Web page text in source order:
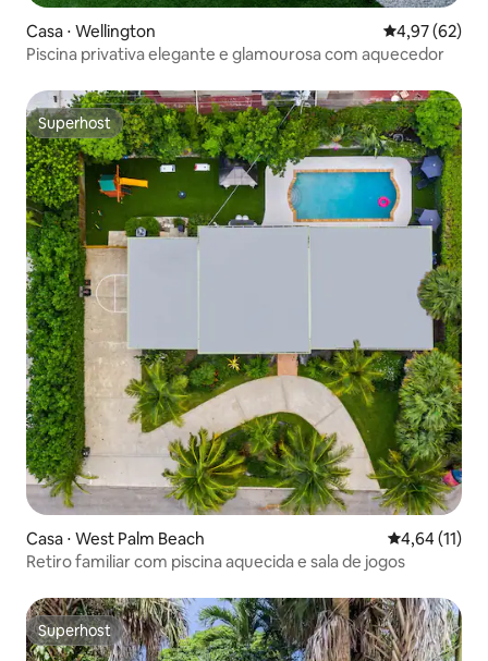
Casa ⋅ Wellington 4,97 de uma
4,97 (62)
Piscina privativa elegante e glamourosa com aquecedor
Superhost
Superhost
Casa ⋅ West Palm Beach 4,64 de uma
4,64 (11)
Retiro familiar com piscina aquecida e sala de jogos
Superhost
Superhost